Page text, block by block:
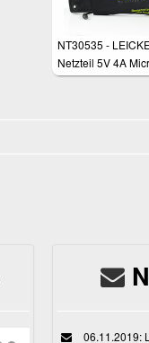
NT30535 -
Netzteil 5V 4A
USB
06.11.2019: